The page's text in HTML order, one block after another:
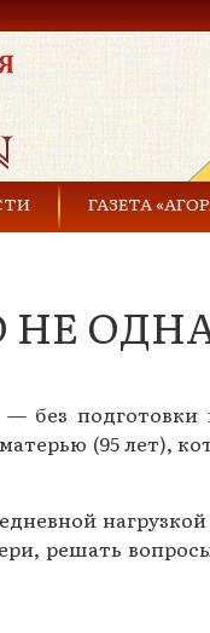
ГАЗЕТА
Газеты за 2020 г.
Газеты за 2018
Газеты за 2017 г.
Газеты за 2016 г.
Газеты за 2015
НЕ
без
(95 лет),
решать